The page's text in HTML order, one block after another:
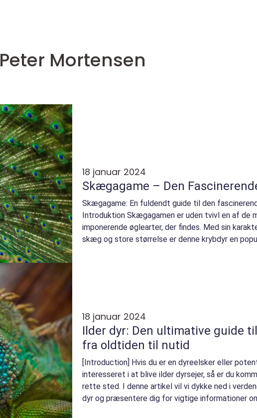
Peter Mortensen
18 januar 2024
Skægagame – Den
Skægagame: En fuldendt guide til den
Introduktion Skægagamen er uden tvivl en af de
imponerende øglearter, der findes. Med sin
skæg og store størrelse er denne krybdyr en
18 januar 2024
Ilder dyr: Den ultimative guide
fra oldtiden til nutid
[Introduction] Hvis du er en dyreelsker eller
interesseret i at blive ilder dyrsejer, så er du
rette sted. I denne artikel vil vi dykke ned i
dyr og præsentere dig for vigtige informationer